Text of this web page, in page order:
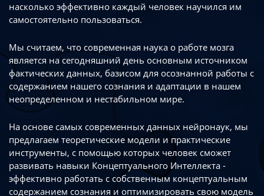
насколько эффективно каждый человек научился им
самостоятельно пользоваться.
Мы считаем, что современная наука о работе мозга
является на сегодняшний день основным источником
фактических данных, базисом для осознанной работы с
содержанием нашего сознания и адаптации в нашем
неопределенном и нестабильном мире.
На основе самых современных данных нейронаук, мы
предлагаем теоретические модели и практические
инструменты, с помощью которых человек сможет
развивать навыки Концептуального Интеллекта -
эффективно работать с собственным концептуальным
содержанием сознания и оптимизировать свою модель